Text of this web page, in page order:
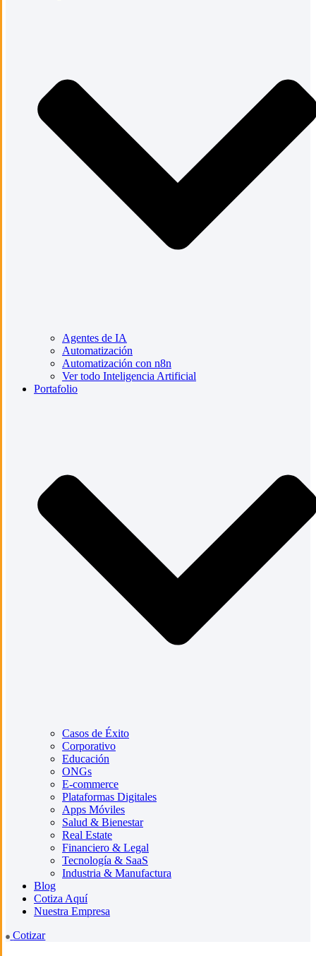
Agentes de IA
Automatización
Automatización con n8n
Ver todo Inteligencia Artificial
Portafolio
Casos de Éxito
Corporativo
Educación
ONGs
E-commerce
Plataformas Digitales
Apps Móviles
Salud & Bienestar
Real Estate
Financiero & Legal
Tecnología & SaaS
Industria & Manufactura
Blog
Cotiza Aquí
Nuestra Empresa
Cotizar